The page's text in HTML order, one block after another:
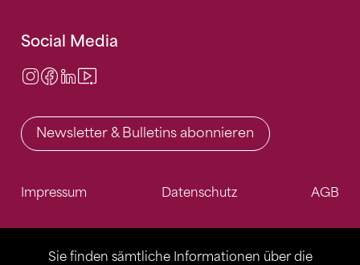
Sie finden sämtliche Informationen über die
Social Media
Instagram
Facebook
LinkedIn
Newsletter & Bulletins abonnieren
Impressum Datenschutz AGB